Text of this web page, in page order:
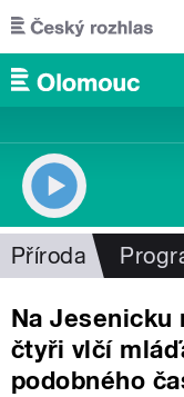
Přejít k hlavnímu
Příroda
Na Jesenicku
čtyři vlčí
podobného